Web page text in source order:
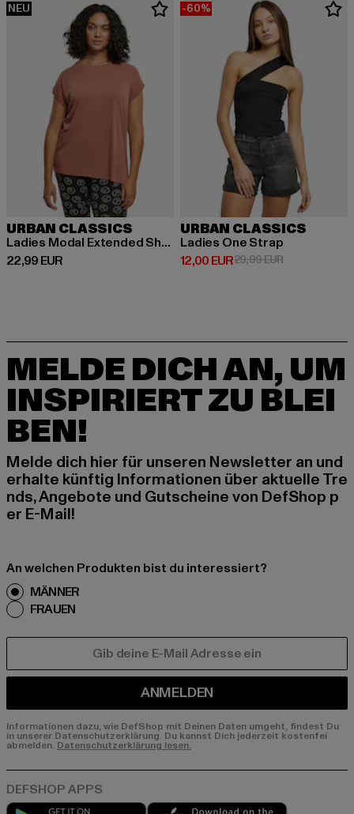
NEU
URBAN CLASSICS
Ladies Modal Extended Shoulder
22,99 EUR
Derzeitiger Preis: 22,99 EUR
-60%
URBAN CLASSICS
Ladies One Strap
12,00 EUR
Derzeitiger Preis: 12,00 EUR
29,99 EURAktionspreis:
MELDE DICH AN, UM
INSPIRIERT ZU BLEI
BEN!
Melde dich hier für unseren Newsletter an und
erhalte künftig Informationen über aktuelle Tre
nds, Angebote und Gutscheine von DefShop p
er E-Mail!
An welchen Produkten bist du interessiert?
MÄNNER
FRAUEN
ANMELDEN
Informationen dazu, wie DefShop mit Deinen Daten umgeht, findest Du
in unserer Datenschutzerklärung. Du kannst Dich jederzeit kostenfei
abmelden. Datenschutzerklärung lesen.